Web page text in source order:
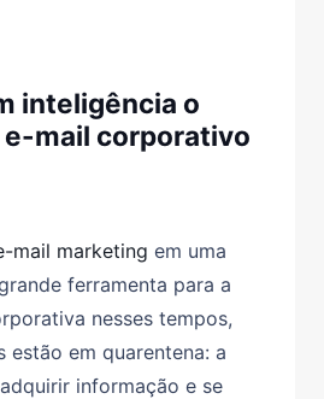
inteligência o
mail corporativo
mail marketing em uma
ferramenta para a
nesses tempos,
estão em quarentena: a
informação e se